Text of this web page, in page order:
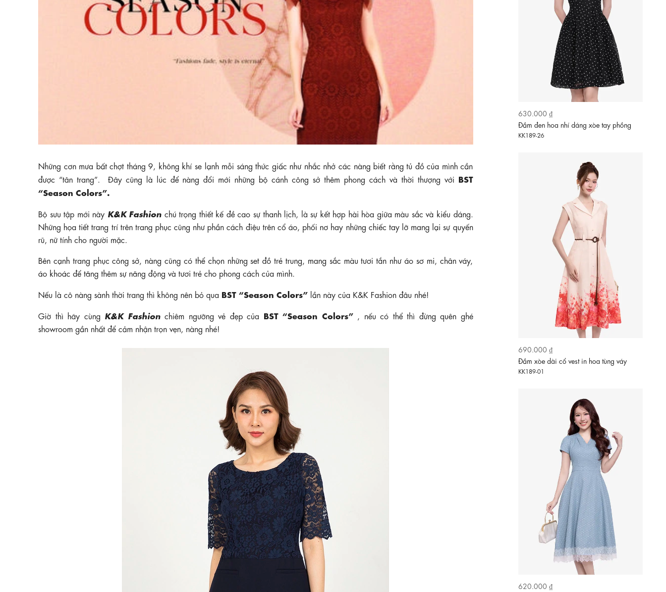
Những cơn mưa bất chợt tháng 9, không khí se lạnh mỗi sáng thức giấc như nhắc nhở các nàng biết rằng tủ đồ của mình cần
được “tân trang”. Đây cũng là lúc để nàng đổi mới những bộ cánh công sở thêm phong cách và thời thượng với BST
“Season Colors”.
Bộ sưu tập mới này K&K Fashion chú trọng thiết kế đề cao sự thanh lịch, là sự kết hợp hài hòa giữa màu sắc và kiểu dáng.
Những họa tiết trang trí trên trang phục cũng như phần cách điệu trên cổ áo, phối nơ hay những chiếc tay lỡ mang lại sự quyến
rũ, nữ tính cho người mặc.
Bên cạnh trang phục công sở, nàng cũng có thể chọn những set đồ trẻ trung, mang sắc màu tươi tắn như áo sơ mi, chân váy,
áo khoác để tăng thêm sự năng động và tươi trẻ cho phong cách của mình.
Nếu là cô nàng sành thời trang thì không nên bỏ qua BST “Season Colors” lần này của K&K Fashion đâu nhé!
Giờ thì hãy cùng K&K Fashionchiêm ngưỡng vẻ đẹp của BST “Season Colors”, nếu có thể thì đừng quên ghé
showroom gần nhất để cảm nhận trọn vẹn, nàng nhé!
630.000 ₫
Đầm đen hoa nhí dáng xòe tay phồng
KK189-26
690.000 ₫
Đầm xòe dài cổ vest in hoa tùng váy
KK189-01
620.000 ₫